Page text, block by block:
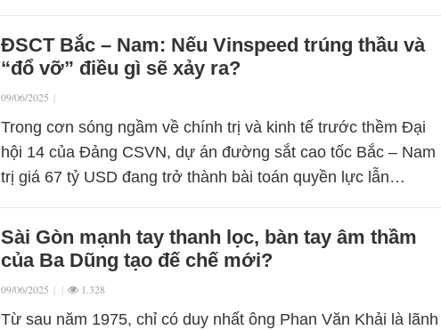
ĐSCT Bắc – Nam: Nếu Vinspeed trúng thầu và
“đổ vỡ” điều gì sẽ xảy ra?
09/06/2025 |
Trong cơn sóng ngầm về chính trị và kinh tế trước thềm Đại
hội 14 của Đảng CSVN, dự án đường sắt cao tốc Bắc – Nam
trị giá 67 tỷ USD đang trở thành bài toán quyền lực lẫn…
Sài Gòn mạnh tay thanh lọc, bàn tay âm thầm
của Ba Dũng tạo đế chế mới?
09/06/2025 | | 1.328
Từ sau năm 1975, chỉ có duy nhất ông Phan Văn Khải là lãnh